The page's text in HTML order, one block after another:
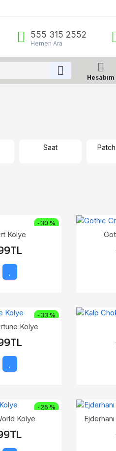
555 315 2552
Hemen Ara
Hesabım
Saat
-30 %
Kolye
-33 %
Kolye
-25 %
Kolye